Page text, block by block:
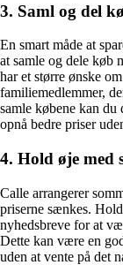
3. Saml og del
En smart måde at
at samle og dele køb
har et større ønske
familiemedlemmer,
samle købene kan
opnå bedre priser
4. Hold øje med
Calle arrangerer
priserne sænkes.
nyhedsbreve for at
Dette kan være en
uden at vente på det